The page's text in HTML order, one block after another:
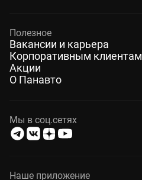
Полезное
Вакансии и карьера
Корпоративным клиентам
Акции
О Панавто
Мы в соц.сетях
Наше приложение